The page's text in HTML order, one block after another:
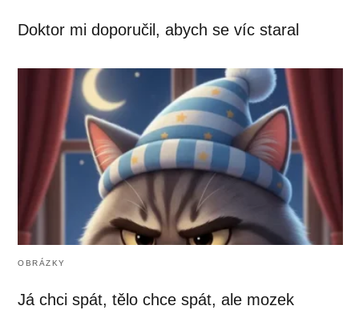
Doktor mi doporučil, abych se víc staral
OBRÁZKY
Já chci spát, tělo chce spát, ale mozek